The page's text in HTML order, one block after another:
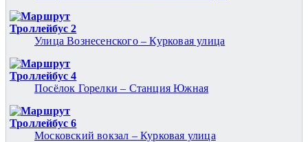
Троллейбус 2
Улица Вознесенского – Курковая улица
Троллейбус 4
Посёлок Горелки – Станция Южная
Троллейбус 6
Московский вокзал – Курковая улица